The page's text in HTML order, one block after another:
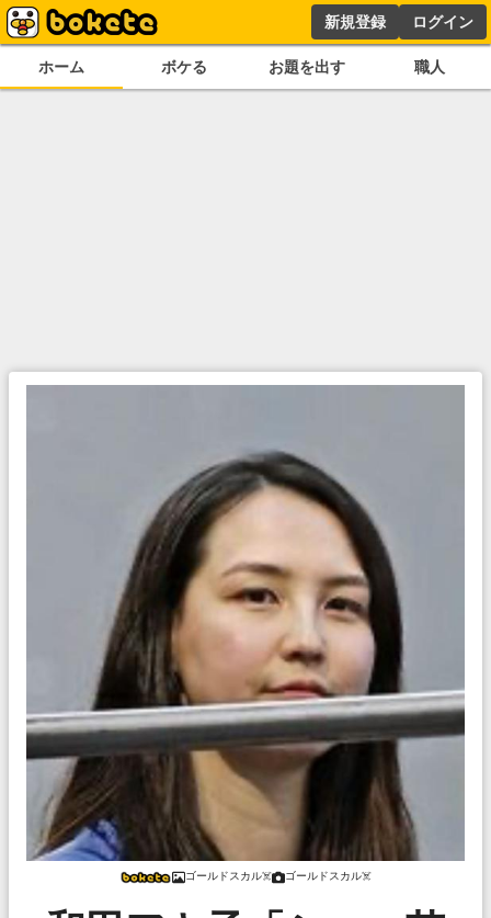
新規登録 ログイン
ホーム ボケる お題を出す 職人
ゴールドスカル☠️ ゴールドスカル☠️